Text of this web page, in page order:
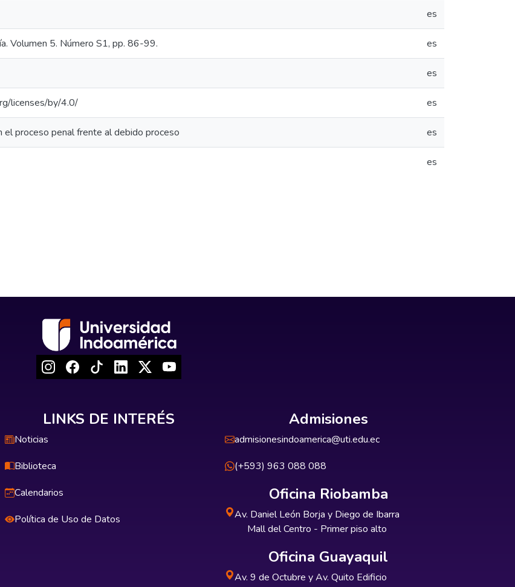
es
Volumen 5. Número S1, pp. 86-99. es
es
licenses/by/4.0/ es
proceso penal frente al debido proceso es
es
LINKS DE INTERÉS
Noticias
Biblioteca
Calendarios
Política de Uso de Datos
Admisiones
admisionesindoamerica@uti.edu.ec
(+593) 963 088 088
Oficina Riobamba
Av. Daniel León Borja y Diego de Ibarra
Mall del Centro - Primer piso alto
Oficina Guayaquil
Av. 9 de Octubre y Av. Quito Edificio